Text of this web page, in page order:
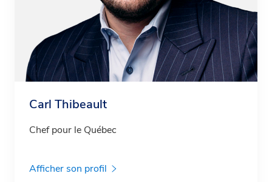
Carl Thibeault
Chef pour le Québec
Afficher son profil